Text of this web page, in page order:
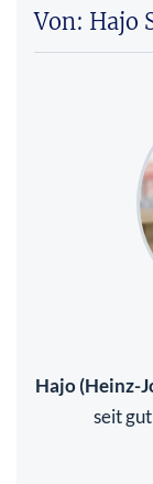
Von: Hajo
Hajo (Heinz-
seit